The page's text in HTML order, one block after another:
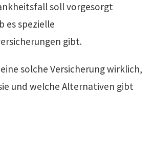
soll vorgesorgt
es spezielle
gibt.
solche Versicherung wirklich,
und welche Alternativen gibt